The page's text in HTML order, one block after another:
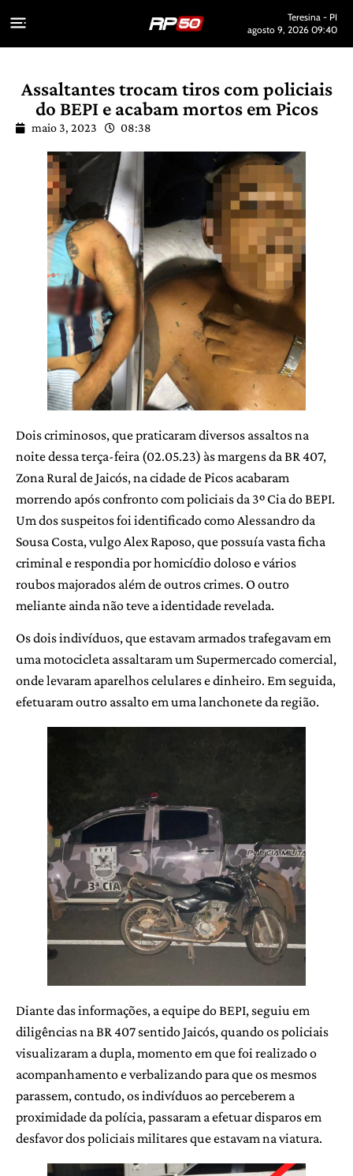
Teresina - PI
agosto 9, 2026 09:40
Assaltantes trocam tiros com policiais
do BEPI e acabam mortos em Picos
maio 3, 2023 08:38
Dois criminosos, que praticaram diversos assaltos na
noite dessa terça-feira (02.05.23) às margens da BR 407,
Zona Rural de Jaicós, na cidade de Picos acabaram
morrendo após confronto com policiais da 3º Cia do BEPI.
Um dos suspeitos foi identificado como Alessandro da
Sousa Costa, vulgo Alex Raposo, que possuía vasta ficha
criminal e respondia por homicídio doloso e vários
roubos majorados além de outros crimes. O outro
meliante ainda não teve a identidade revelada.
Os dois indivíduos, que estavam armados trafegavam em
uma motocicleta assaltaram um Supermercado comercial,
onde levaram aparelhos celulares e dinheiro. Em seguida,
efetuaram outro assalto em uma lanchonete da região.
Diante das informações, a equipe do BEPI, seguiu em
diligências na BR 407 sentido Jaicós, quando os policiais
visualizaram a dupla, momento em que foi realizado o
acompanhamento e verbalizando para que os mesmos
parassem, contudo, os indivíduos ao perceberem a
proximidade da polícia, passaram a efetuar disparos em
desfavor dos policiais militares que estavam na viatura.